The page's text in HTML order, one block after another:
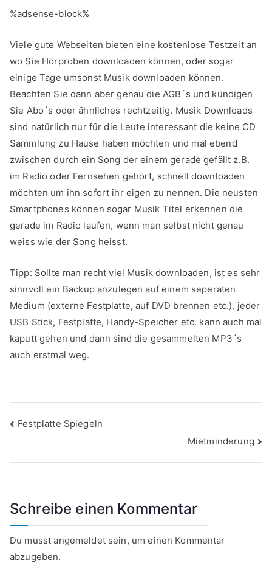
%adsense-block%
Viele gute Webseiten bieten eine kostenlose Testzeit an
wo Sie Hörproben downloaden können, oder sogar
einige Tage umsonst Musik downloaden können.
Beachten Sie dann aber genau die AGB´s und kündigen
Sie Abo´s oder ähnliches rechtzeitig. Musik Downloads
sind natürlich nur für die Leute interessant die keine CD
Sammlung zu Hause haben möchten und mal ebend
zwischen durch ein Song der einem gerade gefällt z.B.
im Radio oder Fernsehen gehört, schnell downloaden
möchten um ihn sofort ihr eigen zu nennen. Die neusten
Smartphones können sogar Musik Titel erkennen die
gerade im Radio laufen, wenn man selbst nicht genau
weiss wie der Song heisst.
Tipp: Sollte man recht viel Musik downloaden, ist es sehr
sinnvoll ein Backup anzulegen auf einem seperaten
Medium (externe Festplatte, auf DVD brennen etc.), jeder
USB Stick, Festplatte, Handy-Speicher etc. kann auch mal
kaputt gehen und dann sind die gesammelten MP3´s
auch erstmal weg.
Beitragsnavigation
Festplatte Spiegeln
Mietminderung
Schreibe einen Kommentar
Du musstangemeldetsein, um einen Kommentar
abzugeben.